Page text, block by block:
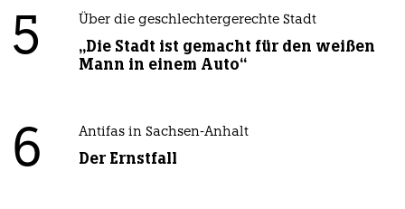
5 Über die geschlechtergerechte Stadt
„Die Stadt ist gemacht für den weißen
Mann in einem Auto“
6 Antifas in Sachsen-Anhalt
Der Ernstfall